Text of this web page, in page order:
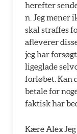
herefter
n. Jeg mener
skal straffes
afleverer
jeg har
ligeglade
forløbet. Kan
betale for
faktisk har
Kære Alex